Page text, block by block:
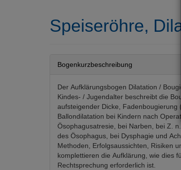
Speiseröhre,
Bogenkurzbeschreibung
Der Aufklärungsbogen Dilatation /
Kindes- / Jugendalter beschreibt die
aufsteigender Dicke, Fadenbougierung
Ballondilatation bei Kindern nach
Ösophagusatresie, bei Narben, bei Z.
des Ösophagus, bei Dysphagie und
Methoden, Erfolgsaussichten, Risiken
komplettieren die Aufklärung, wie dies
Rechtsprechung erforderlich ist.